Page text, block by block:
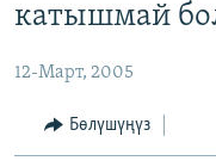
ЭКОНОМИКА
МАДАНИЯТ
БОРБОР АЗИЯ
АТАЙЫН ИЛИКТӨӨ
ТВ ПРОГРАММАЛАР
катышмай
12-Март, 2005
Бөлүшүңүз